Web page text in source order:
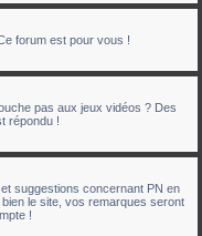
forum est pour vous !
pas aux jeux vidéos ? Des
répondu !
suggestions concernant PN en
le site, vos remarques seront
!